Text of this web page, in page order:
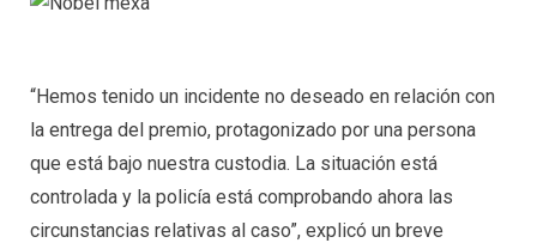
“Hemos tenido un incidente no deseado en relación con
la entrega del premio, protagonizado por una persona
que está bajo nuestra custodia. La situación está
controlada y la policía está comprobando ahora las
circunstancias relativas al caso”, explicó un breve